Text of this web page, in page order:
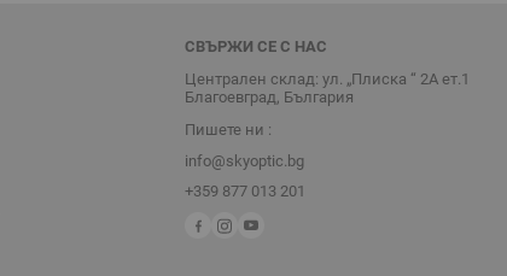
СВЪРЖИ СЕ С НАС
Централен склад: ул. „Плиска “ 2А ет.1
Благоевград, България
Пишете ни :
info@skyoptic.bg
+359 877 013 201